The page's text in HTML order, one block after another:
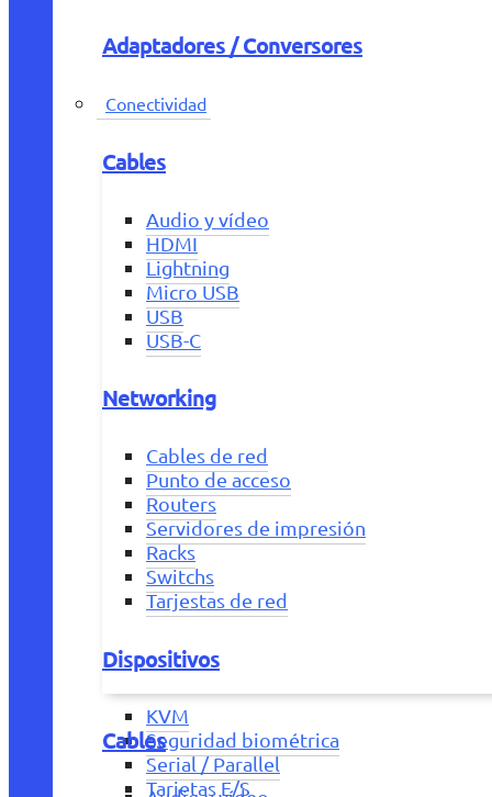
Adaptadores / Conversores
Conectividad
Cables
Audio y vídeo
HDMI
Lightning
Micro USB
USB
USB-C
Networking
Cables de red
Punto de acceso
Routers
Servidores de impresión
Racks
Switchs
Tarjestas de red
Dispositivos
KVM
Seguridad biométrica
Serial / Parallel
Tarjetas E/S
Cables